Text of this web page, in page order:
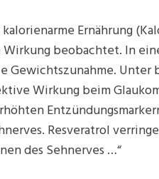
Ernährung
beobachtet. In
Gewichtszunahme.
Wirkung beim
Resveratrol
des Sehnerves …“